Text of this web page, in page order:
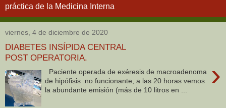
práctica de la Medicina Interna
viernes, 4 de diciembre de 2020
DIABETES INSÍPIDA CENTRAL
POST OPERATORIA.
›
Paciente operada de exéresis de macroadenoma
de hipófisis no funcionante, a las 20 horas vemos
la abundante emisión (más de 10 litros en ...